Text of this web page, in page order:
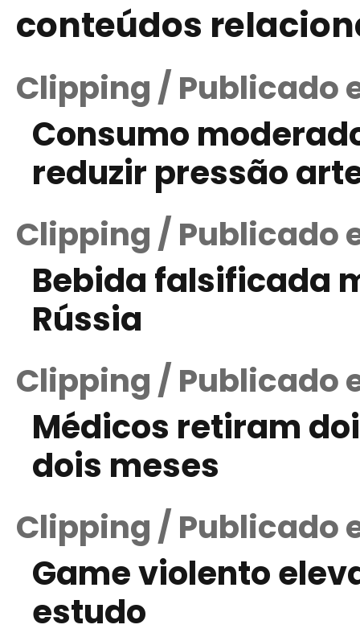
conteúdos
Clipping / Publicado
Consumo
reduzir pressão
Clipping / Publicado
Bebida falsificada
Rússia
Clipping / Publicado
Médicos retiram
dois meses
Clipping / Publicado
Game violento
estudo